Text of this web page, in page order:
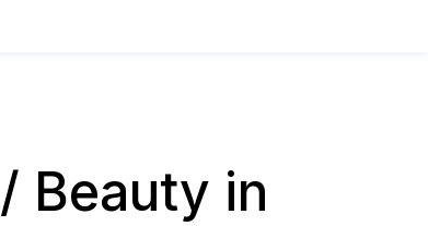
Beauty in